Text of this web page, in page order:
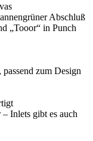
Abschluß
„Tooor“ in Punch
zum Design
Inlets gibt es auch